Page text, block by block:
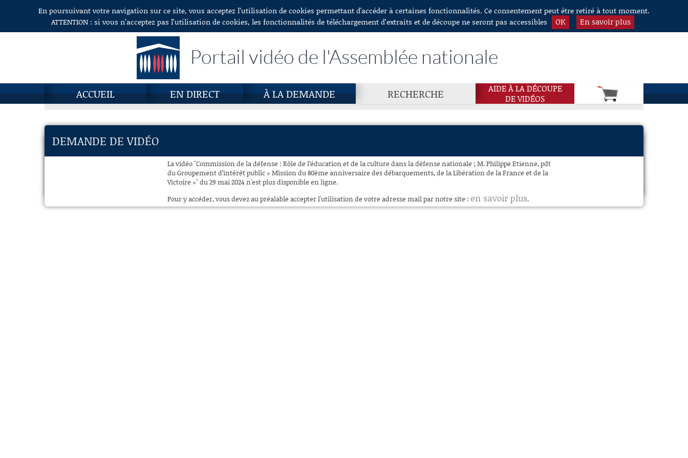
Aller au contenuEn poursuivant votre navigation sur ce site, vous acceptez l’utilisation de cookies permettant d'accéder à certaines fonctionnalités. Ce consentement peut être retiré à tout moment.
ATTENTION : si vous n’acceptez pas l’utilisation de cookies, les fonctionnalités de téléchargement d’extraits et de découpe ne seront pas accessibles
OK En savoir plus
Portail vidéo de l'Assemblée nationale
ACCUEIL EN DIRECT À LA DEMANDE RECHERCHE
AIDE À LA DÉCOUPE
DE VIDÉOS
DEMANDE DE VIDÉO
La vidéo "Commission de la défense : Rôle de l’éducation et de la culture dans la défense nationale ; M. Philippe Etienne, pdt
du Groupement d’intérêt public « Mission du 80ème anniversaire des débarquements, de la Libération de la France et de la
Victoire »" du 29 mai 2024 n'est plus disponible en ligne.
Pour y accéder, vous devez au préalable accepter l'utilisation de votre adresse mail par notre site : en savoir plus.